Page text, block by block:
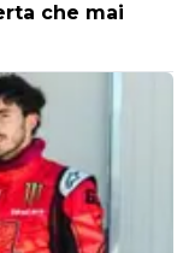
che mai